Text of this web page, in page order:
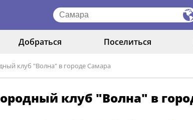
Добраться Поселиться
клуб "Волна" в городе Самара
клуб "Волна" в